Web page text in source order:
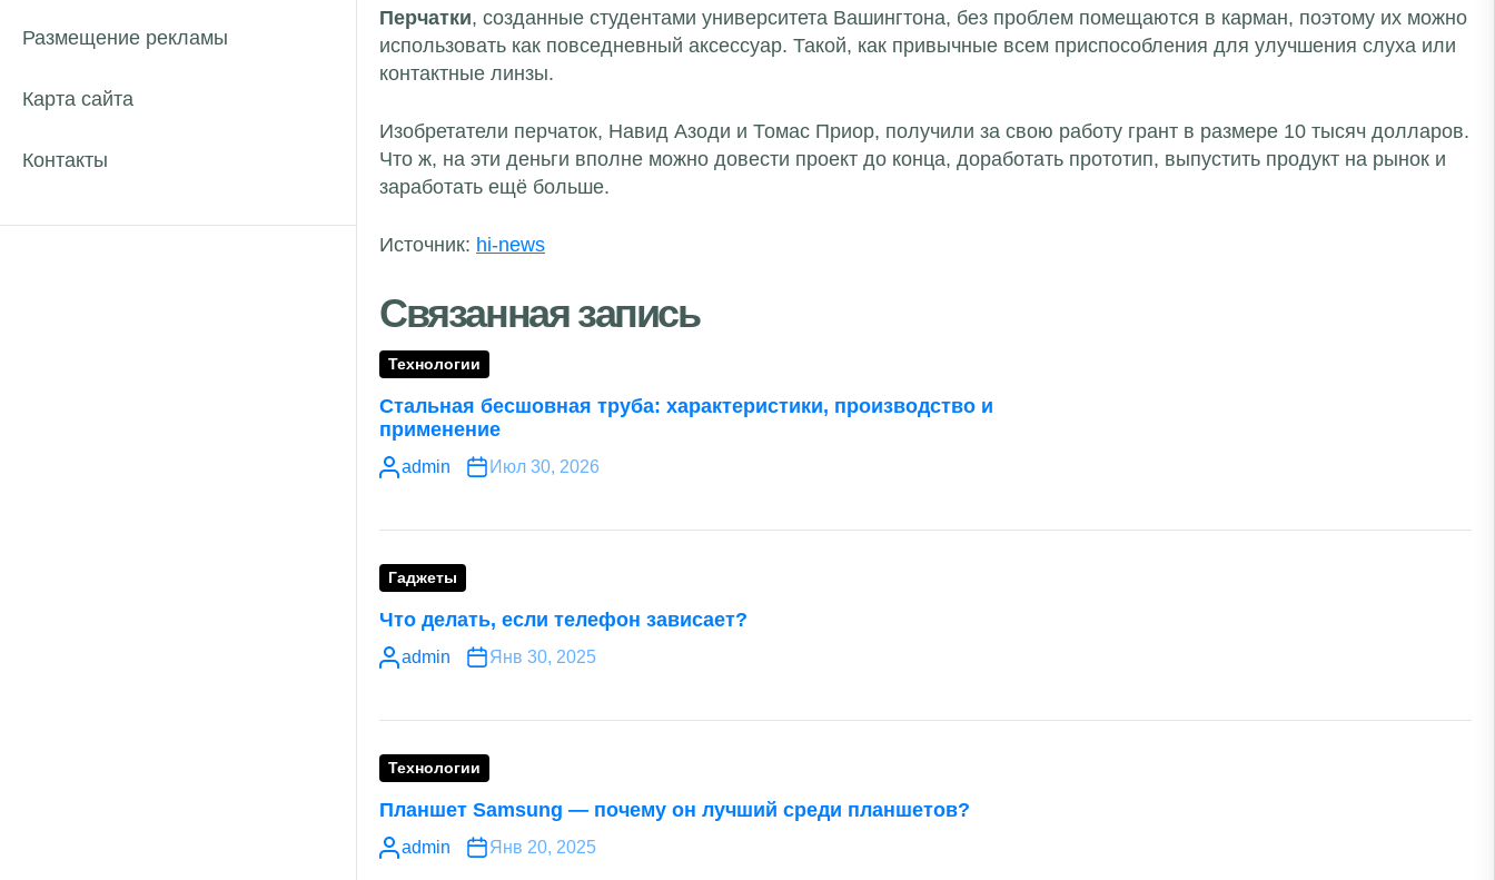
Размещение рекламы
Карта сайта
Контакты
Перчатки, созданные студентами университета Вашингтона, без проблем помещаются в карман, поэтому их можно
использовать как повседневный аксессуар. Такой, как привычные всем приспособления для улучшения слуха или
контактные линзы.
Изобретатели перчаток, Навид Азоди и Томас Приор, получили за свою работу грант в размере 10 тысяч долларов.
Что ж, на эти деньги вполне можно довести проект до конца, доработать прототип, выпустить продукт на рынок и
заработать ещё больше.
Источник: hi-news
Связанная запись
Технологии
Стальная бесшовная труба: характеристики, производство и
применение
admin Июл 30, 2026
Гаджеты
Что делать, если телефон зависает?
admin Янв 30, 2025
Технологии
Планшет Samsung — почему он лучший среди планшетов?
admin Янв 20, 2025